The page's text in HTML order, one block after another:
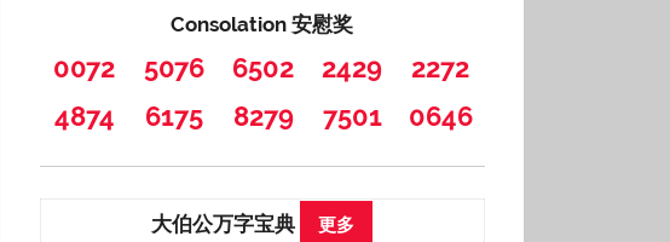
Consolation 安慰奖
0072 5076 6502 2429
2272
4874
6175 8279 7501 0646
大伯公万字宝典 更多